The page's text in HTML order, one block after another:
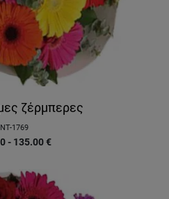
ζέρμπερες
INT-1769
- 135.00€